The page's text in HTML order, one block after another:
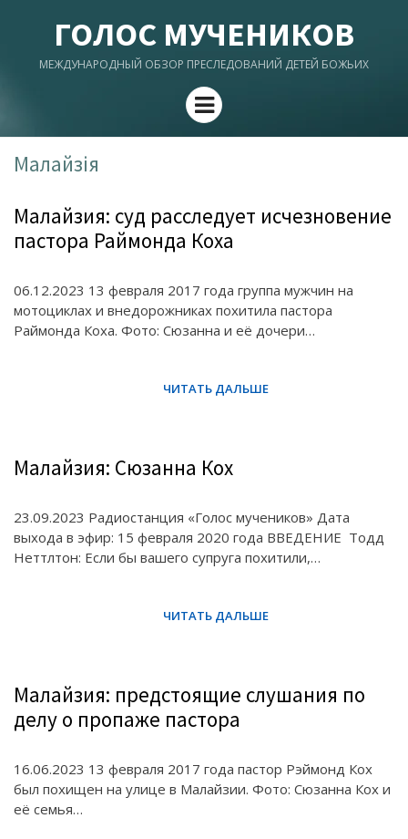
ГОЛОС МУЧЕНИКОВ
МЕЖДУНАРОДНЫЙ ОБЗОР ПРЕСЛЕДОВАНИЙ ДЕТЕЙ БОЖЬИХ
Menu
Малайзія
Малайзия: суд расследует исчезновение
пастора Раймонда Коха
06.12.2023 13 февраля 2017 года группа мужчин на
мотоциклах и внедорожниках похитила пастора
Раймонда Коха. Фото: Сюзанна и её дочери…
Малайзия: Сюзанна Кох
23.09.2023 Радиостанция «Голос мучеников» Дата
выхода в эфир: 15 февраля 2020 года ВВЕДЕНИЕ Тодд
Неттлтон: Если бы вашего супруга похитили,…
Малайзия: предстоящие слушания по
делу о пропаже пастора
16.06.2023 13 февраля 2017 года пастор Рэймонд Кох
был похищен на улице в Малайзии. Фото: Сюзанна Кох и
её семья…